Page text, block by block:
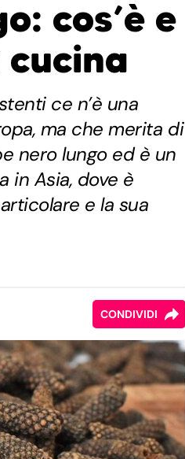
cos’è e
ce n’è una
ma che merita di
nero lungo ed è un
in Asia, dove è
e la sua
CONDIVIDI